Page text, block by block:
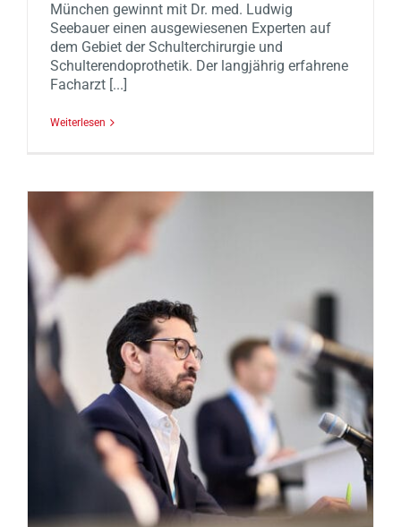
München gewinnt mit Dr. med. Ludwig
Seebauer einen ausgewiesenen Experten auf
dem Gebiet der Schulterchirurgie und
Schulterendoprothetik. Der langjährig erfahrene
Facharzt [...]
Weiterlesen